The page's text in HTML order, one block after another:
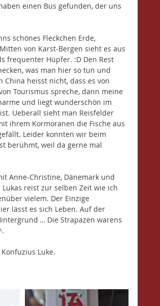
einen Bus gefunden, der uns
schönes Fleckchen Erde,
von Karst-Bergen sieht es aus
frequenter Hüpfer. :D Den Rest
was man hier so tun und
heisst nicht, dass es von
Tourismus spreche, dann meine
und liegt wunderschön im
Ueberall sieht man Reisfelder
ihrem Kormoranen die Fische aus
Leider konnten wir beim
berühmt, weil da gerne mal
Anne-Christine, Dänemark und
reist zur selben Zeit wie ich
vielem. Der Einzige
lässt es sich Leben. Auf der
… Die Strapazen warens
Luke.